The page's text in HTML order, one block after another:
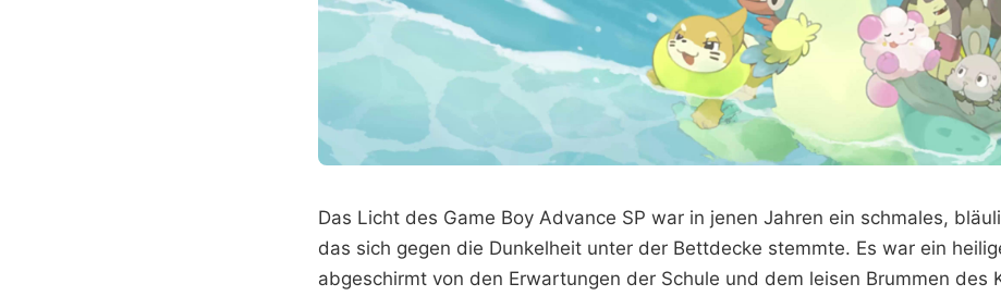
Das Licht des Game Boy Advance SP war in jenen Jahren ein schmales,
das sich gegen die Dunkelheit unter der Bettdecke stemmte. Es war ein
abgeschirmt von den Erwartungen der Schule und dem leisen Brummen des